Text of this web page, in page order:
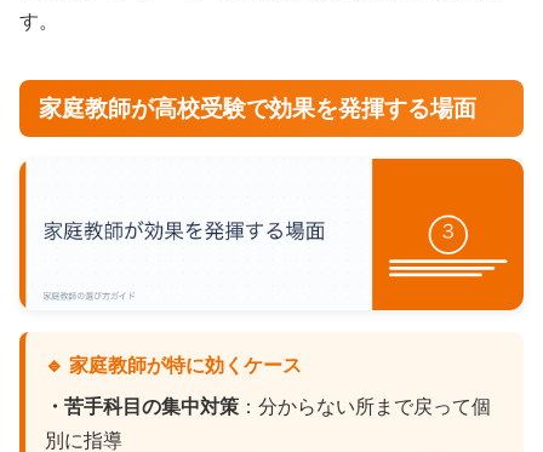
す。
家庭教師が高校受験で効果を発揮する場面
🔹 家庭教師が特に効くケース
・苦手科目の集中対策 ：分からない所まで戻って個
別に指導